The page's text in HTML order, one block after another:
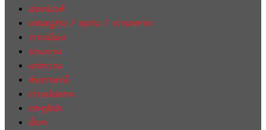
ฮอตนิวส์
เศรษฐกิจ / ธุรกิจ / การตลาด
การเมือง
รายงาน
บทความ
สัมภาษณ์
ต่างประเทศ
english
อื่นๆ